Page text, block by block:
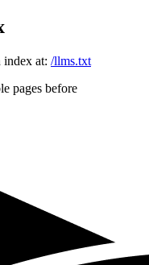
index at: /llms.txt
pages before